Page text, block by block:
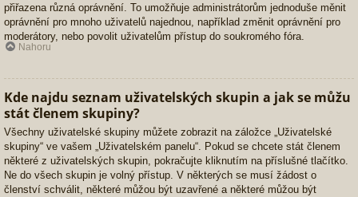
přiřazena různá oprávnění. To umožňuje administrátorům jednoduše měnit
oprávnění pro mnoho uživatelů najednou, například změnit oprávnění pro
moderátory, nebo povolit uživatelům přístup do soukromého fóra.
Nahoru
Kde najdu seznam uživatelských skupin a jak se můžu
stát členem skupiny?
Všechny uživatelské skupiny můžete zobrazit na záložce „Uživatelské
skupiny“ ve vašem „Uživatelském panelu“. Pokud se chcete stát členem
některé z uživatelských skupin, pokračujte kliknutím na příslušné tlačítko.
Ne do všech skupin je volný přístup. V některých se musí žádost o
členství schválit, některé můžou být uzavřené a některé můžou být